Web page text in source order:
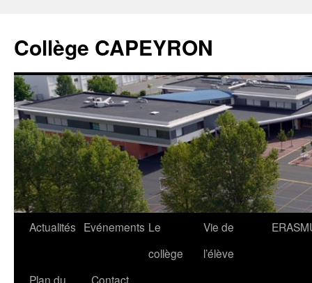
Collège CAPEYRON
Actualités Evénements Le
collège
Vie de
l’élève
Plan du
Contact